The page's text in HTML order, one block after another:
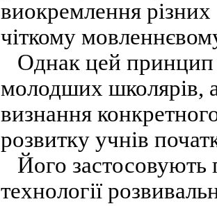
виокремлення різних
чіткому
Однак цей принцип
молодших школярів,
визнання
розвитку учнів
Його застосовують
технології